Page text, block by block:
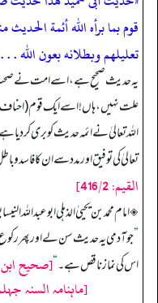
قوم بما برأه الله أئمة
تعليلهم وبطلانه بعون الله . .
یہ حدیث صحیح ہے، اسے امت نے
علت نہیں، ہاں! اسے ایک قوم
اللہ تعالیٰ نے ائمہ حدیث کو بری کر دیا
تعالیٰ کی توفیق اور مدد سے ان کا فاسد
القيم: 416/2]
◈ امام محمد بن یحییٰ الذہلی ابوعبداللہ النیسابوری
”جو آدمی یہ حدیث سن لے اور پھر
اس کی نماز ناقص ہے۔“[صحيح ابن خزيمة:
[ماہنامہ السنہ جہلم ، شمارہ